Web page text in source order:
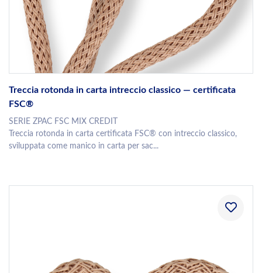
Treccia rotonda in carta intreccio classico — certificata
FSC®
SERIE ZPAC FSC MIX CREDIT
Treccia rotonda in carta certificata FSC® con intreccio classico,
sviluppata come manico in carta per sac...